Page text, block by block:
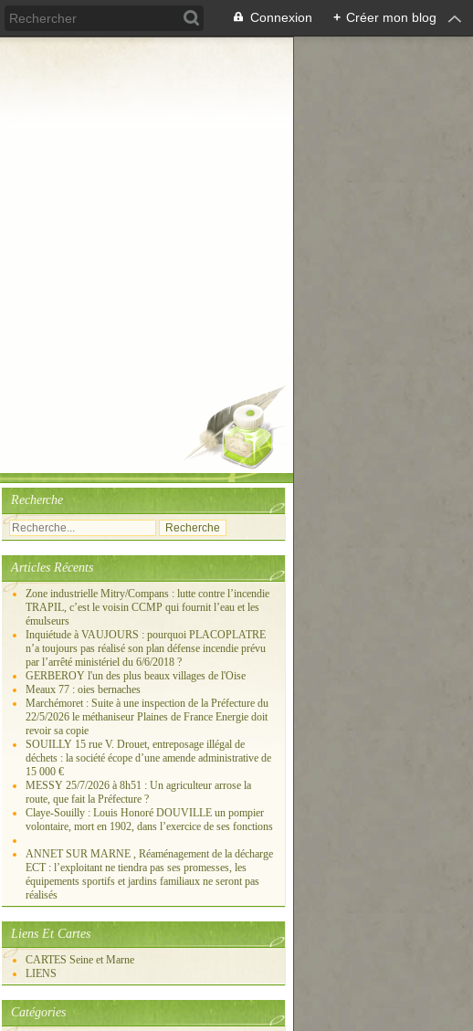
Connexion + Créer mon blog
Recherche
Articles Récents
Zone industrielle Mitry/Compans : lutte contre l’incendie
TRAPIL, c’est le voisin CCMP qui fournit l’eau et les
émulseurs
Inquiétude à VAUJOURS : pourquoi PLACOPLATRE
n’a toujours pas réalisé son plan défense incendie prévu
par l’arrêté ministériel du 6/6/2018 ?
GERBEROY l'un des plus beaux villages de l'Oise
Meaux 77 : oies bernaches
Marchémoret : Suite à une inspection de la Préfecture du
22/5/2026 le méthaniseur Plaines de France Energie doit
revoir sa copie
SOUILLY 15 rue V. Drouet, entreposage illégal de
déchets : la société écope d’une amende administrative de
15 000 €
MESSY 25/7/2026 à 8h51 : Un agriculteur arrose la
route, que fait la Préfecture ?
Claye-Souilly : Louis Honoré DOUVILLE un pompier
volontaire, mort en 1902, dans l’exercice de ses fonctions
ANNET SUR MARNE , Réaménagement de la décharge
ECT : l’exploitant ne tiendra pas ses promesses, les
équipements sportifs et jardins familiaux ne seront pas
réalisés
Liens Et Cartes
CARTES Seine et Marne
LIENS
Catégories